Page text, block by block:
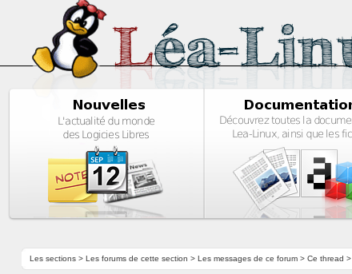
Les sections> Les forums de cette section > Les messages de ce forum> Ce thread >